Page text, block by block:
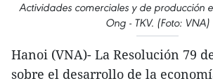
Actividades comerciales y de producción
Ong - TKV. (Foto: VNA)
Hanoi (VNA)- La Resolución 79
sobre el desarrollo de la